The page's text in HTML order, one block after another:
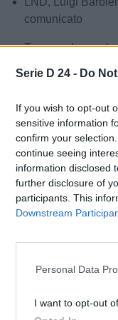
Serie D 24 - Do
If you wish to opt-out
sensitive information
confirm your
continue seeing
information disclosed
further disclosure of
participants. This
Downstream
Personal Data
I want to opt-out
comunicato
Ternana, le
Autore: Tommaso Cagno
Condividi